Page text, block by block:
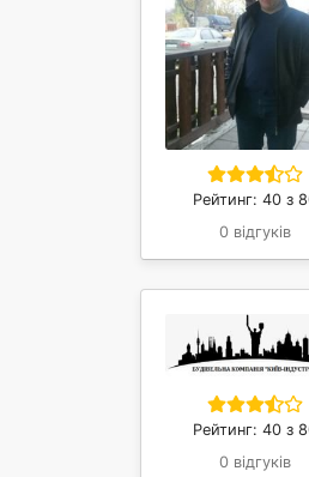
Рейтинг: 40 з
0 відгуків
Рейтинг: 40 з
0 відгуків